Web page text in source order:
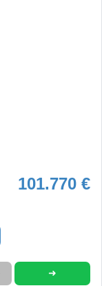
101.770 €
➜